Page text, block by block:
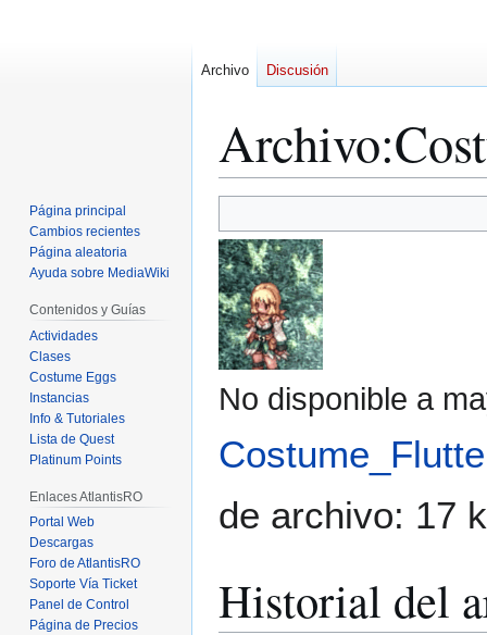
Archivo:
a
la
navegación
a
la
búsqueda
No disponible a
de archivo: 17
Historial del
Archivo Discusión
Página principal
Cambios recientes
Página aleatoria
Ayuda sobre MediaWiki
Contenidos y Guías
Actividades
Clases
Costume Eggs
Instancias
Info & Tutoriales
Lista de Quest
Platinum Points
Enlaces AtlantisRO
Portal Web
Descargas
Foro de AtlantisRO
Soporte Vía Ticket
Panel de Control
Página de Precios